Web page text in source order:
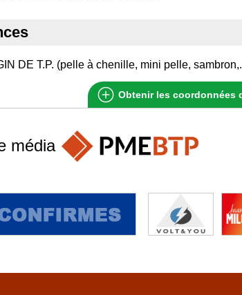
DE T.P. (pelle à chenille, mini pelle,
Obtenir les coordonnées
média